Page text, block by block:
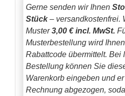
Gerne senden wir Ihnen
Stück– versandkostenfrei.
Muster3,00 € incl. MwSt.
Musterbestellung wird
Rabattcode übermittelt. Bei
Bestellung können Sie
Warenkorb eingeben und
Rechnung abgezogen,